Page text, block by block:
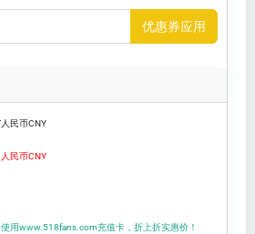
优惠券应用
人民币CNY
人民币CNY
使用www.518fans.com充值卡，折上折实惠价！